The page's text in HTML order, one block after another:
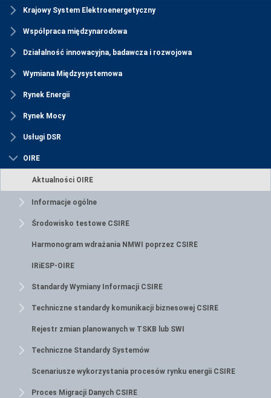
Krajowy System Elektroenergetyczny
Współpraca międzynarodowa
Działalność innowacyjna, badawcza i rozwojowa
Wymiana Międzysystemowa
Rynek Energii
Rynek Mocy
Usługi DSR
OIRE
Aktualności OIRE
Informacje ogólne
Środowisko testowe CSIRE
Harmonogram wdrażania NMWI poprzez CSIRE
IRiESP-OIRE
Standardy Wymiany Informacji CSIRE
Techniczne standardy komunikacji biznesowej CSIRE
Rejestr zmian planowanych w TSKB lub SWI
Techniczne Standardy Systemów
Scenariusze wykorzystania procesów rynku energii CSIRE
Proces Migracji Danych CSIRE